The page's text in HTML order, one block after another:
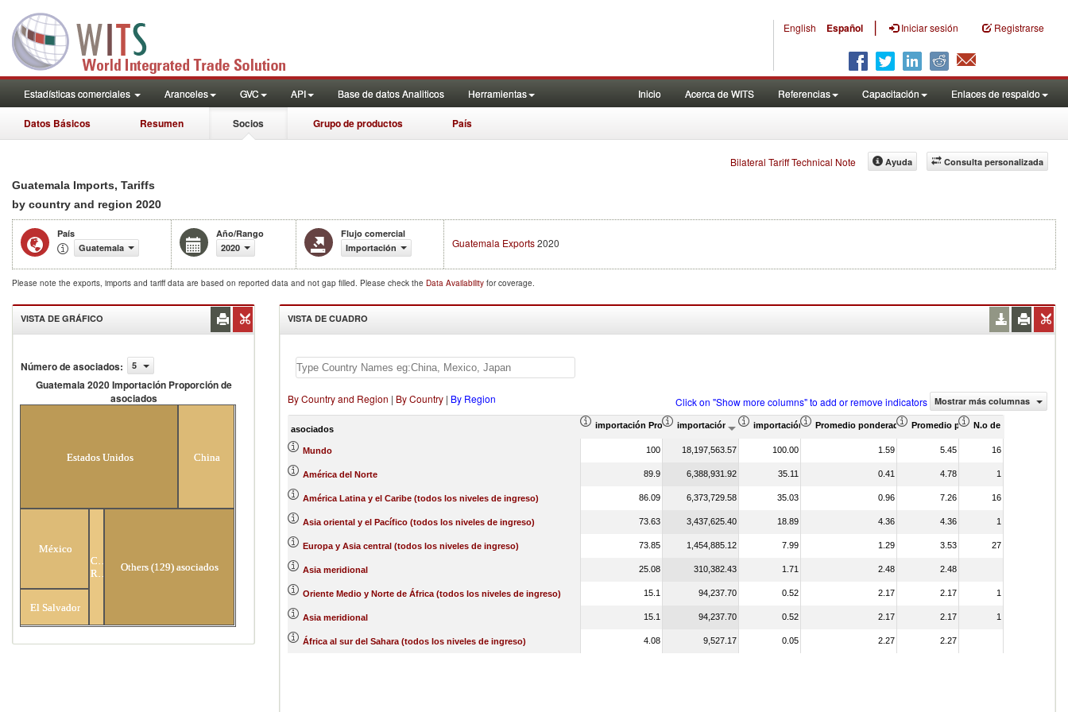
English Español | Iniciar sesión Registrarse
Estadísticas comerciales Aranceles GVC API Base de datos Analiticos Herramientas Inicio Acerca de WITS Referencias Capacitación Enlaces de respaldo
Datos Básicos Resumen Socios Grupo de productos País
Bilateral Tariff Technical Note Consulta personalizada
Ayuda
Guatemala Imports, Tariffs
by country and region 2020
País
Guatemala
Año/Rango
2020
Flujo comercial
Importación
Guatemala Exports2020
Please note the exports, imports and tariff data are based on reported data and not gap filled. Please check the Data Availability for coverage.
VISTA DE GRÁFICO
Número de asociados: 5
Guatemala 2020 Importación Proporción de
asociados
Estados Unidos China
México
El Salvador
Costa
Rica
Others (129) asociados
VISTA DE CUADRO
By Country and Region | By Country | By Region Click on "Show more columns" to add or remove indicators Mostrar más columnas
asociados importación Proporción en el total de productos (%)
importación Valor del comercio (en miles de US$)
importación Proporción de asociados (%)
Promedio ponderado de aranceles efectivamente aplicados
Promedio ponderado de aranceles
N.o de acuerdos
Mundo 100 18,197,563.57 100.00 1.59 5.45 16
América del Norte 89.9 6,388,931.92 35.11 0.41 4.78 1
América Latina y el Caribe (todos los niveles de ingreso) 86.09 6,373,729.58 35.03 0.96 7.26 16
Asia oriental y el Pacífico (todos los niveles de ingreso) 73.63 3,437,625.40 18.89 4.36 4.36 1
Europa y Asia central (todos los niveles de ingreso) 73.85 1,454,885.12 7.99 1.29 3.53 27
Asia meridional 25.08 310,382.43 1.71 2.48 2.48
Oriente Medio y Norte de África (todos los niveles de ingreso) 15.1 94,237.70 0.52 2.17 2.17 1
Asia meridional 15.1 94,237.70 0.52 2.17 2.17 1
África al sur del Sahara (todos los niveles de ingreso) 4.08 9,527.17 0.05 2.27 2.27